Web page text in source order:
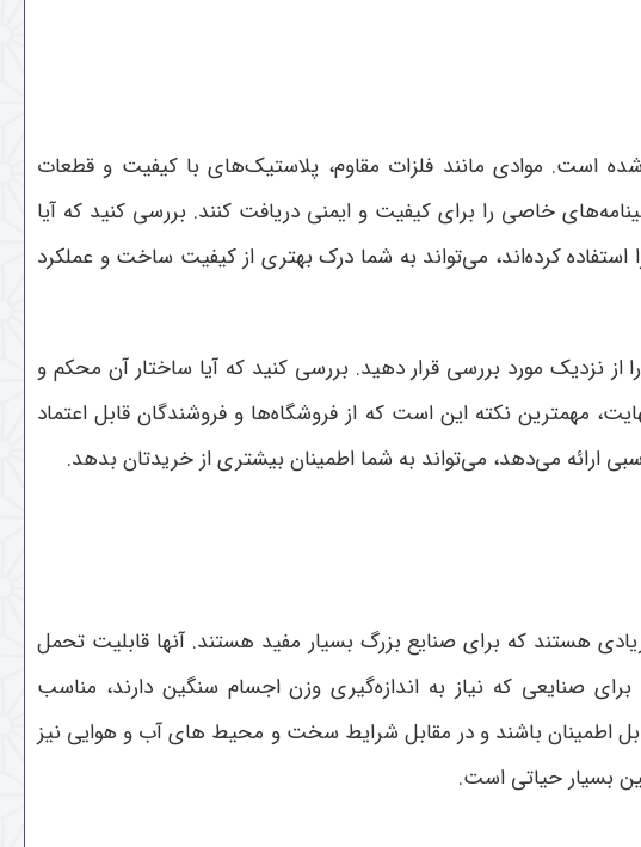
است. موادی مانند فلزات مقاوم، پلاستیک‌های با کیفیت و قطعات
خاصی را برای کیفیت و ایمنی دریافت کنند. بررسی کنید که آیا
استفاده کرده‌اند، می‌تواند به شما درک بهتری از کیفیت ساخت و عملکرد
نزدیک مورد بررسی قرار دهید. بررسی کنید که آیا ساختار آن محکم و
مهمترین نکته این است که از فروشگاه‌ها و فروشندگان قابل اعتماد
ارائه می‌دهد، می‌تواند به شما اطمینان بیشتری از خریدتان بدهد.
هستند که برای صنایع بزرگ بسیار مفید هستند. آنها قابلیت تحمل
صنایعی که نیاز به اندازه‌گیری وزن اجسام سنگین دارند، مناسب
اطمینان باشند و در مقابل شرایط سخت و محیط‌ های آب و هوایی نیز
بسیار حیاتی است.